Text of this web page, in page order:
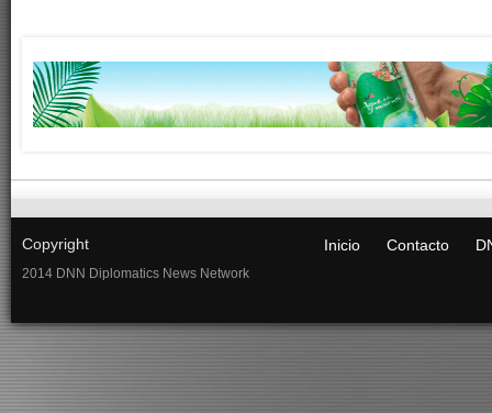
Copyright
2014 DNN Diplomatics News Network
Inicio Contacto